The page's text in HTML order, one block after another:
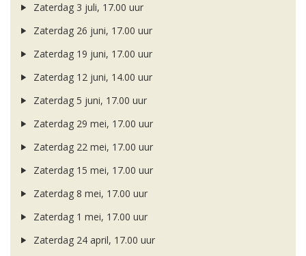
Zaterdag 3 juli, 17.00 uur
Zaterdag 26 juni, 17.00 uur
Zaterdag 19 juni, 17.00 uur
Zaterdag 12 juni, 14.00 uur
Zaterdag 5 juni, 17.00 uur
Zaterdag 29 mei, 17.00 uur
Zaterdag 22 mei, 17.00 uur
Zaterdag 15 mei, 17.00 uur
Zaterdag 8 mei, 17.00 uur
Zaterdag 1 mei, 17.00 uur
Zaterdag 24 april, 17.00 uur